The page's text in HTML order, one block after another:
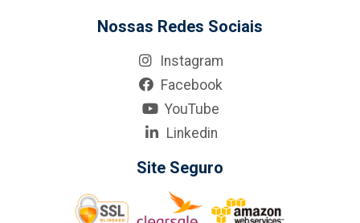
Nossas Redes Sociais
Instagram
Facebook
YouTube
Linkedin
Site Seguro